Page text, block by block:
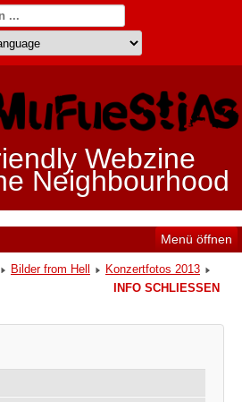
Webzine
Neighbourhood
Menü öffnen
Bilder from Hell
Konzertfotos 2013
INFO SCHLIESSEN